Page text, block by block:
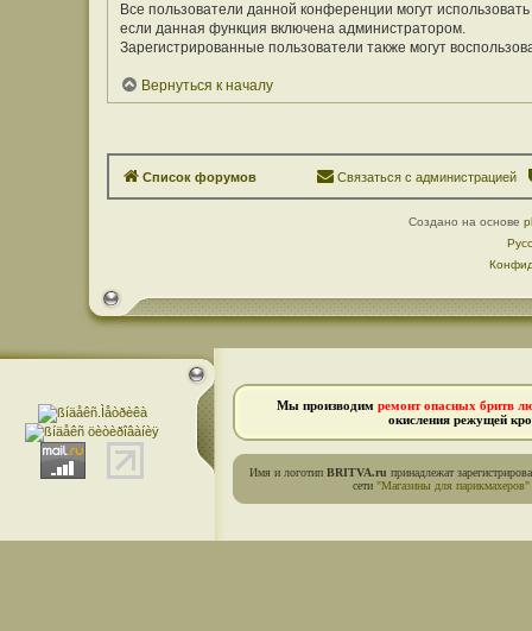
Все пользователи данной конференции могут
если данная функция включена администратором.
Зарегистрированные пользователи также могут
Вернуться к началу
Список форумов Связаться с администрацией
Создано на основе
Мы производим ремонт опасных бритв
окисления режущей
Имя и логотип BRITVA.ru принадлежат
сети "Магазины для парикмахеров"